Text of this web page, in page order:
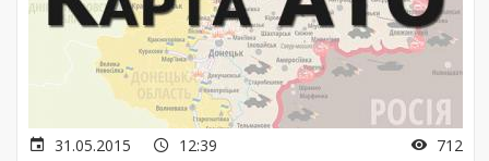
31.05.2015 12:39 712